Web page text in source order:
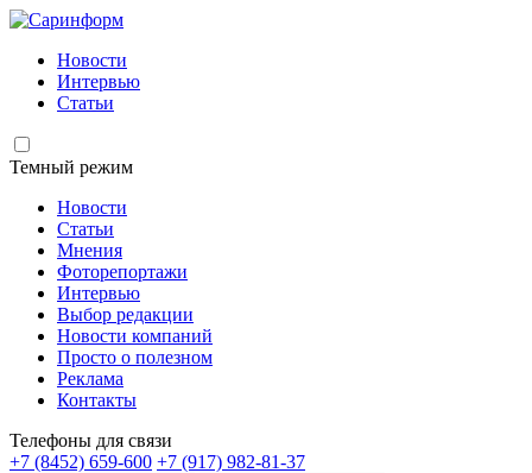
Новости
Интервью
Статьи
Темный режим
Новости
Статьи
Мнения
Фоторепортажи
Интервью
Выбор редакции
Новости компаний
Просто о полезном
Реклама
Контакты
Телефоны для связи
+7 (8452) 659-600 +7 (917) 982-81-37